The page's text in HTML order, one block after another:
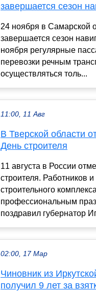
завершается сезон
24 ноября в Самарской
завершается сезон
ноября регулярные
перевозки речным
осуществляться толь...
11:00, 11 Авг
В Тверской области
День строителя
11 августа в России
строителя. Работников
строительного
профессиональным
поздравил губернатор
02:00, 17 Мар
Чиновник из
получил 9 лет за